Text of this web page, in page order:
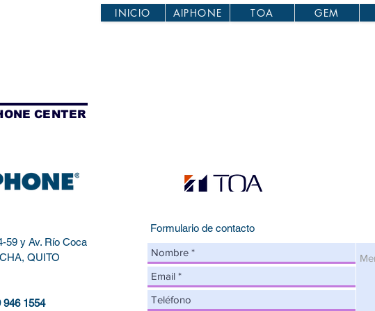
INICIO AIPHONE TOA GEM
CENTER
59 y Av. Río Coca
QUITO
946 1554
Formulario de contacto